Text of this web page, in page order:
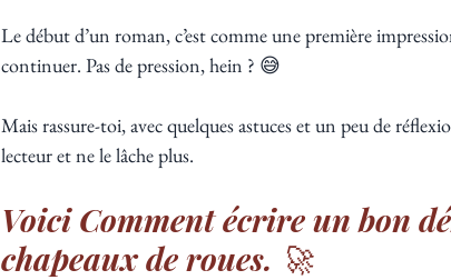
Le début d’un roman, c’est comme une première
continuer. Pas de pression, hein ? 😅
Mais rassure-toi, avec quelques astuces et un peu de
lecteur et ne le lâche plus.
Voici Comment écrire un bon
chapeaux de roues. 🚀